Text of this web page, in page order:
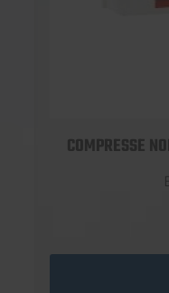
COMPRESSE